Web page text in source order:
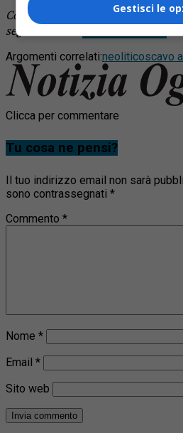
Continua a leggere le notizie di
segui la nostra
Argomenti correlati:neoliticoscavo
Clicca per commentare
Tu cosa ne pensi?
Il tuo indirizzo email non sarà
sono contrassegnati *
Commento *
Nome *
Email *
Sito web
Gestisci le